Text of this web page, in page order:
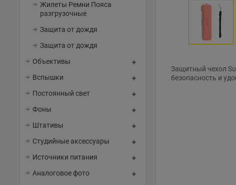
Жилеты Ремни Пояса
разгрузочные
Защита от дождя
Защита от дождя
Объективы
Вспышки
Постоянный свет
Фоны
Штативы
Студийные аксессуары
Источники питания
Аналоговое фото
Защитный чехол
безопасность и